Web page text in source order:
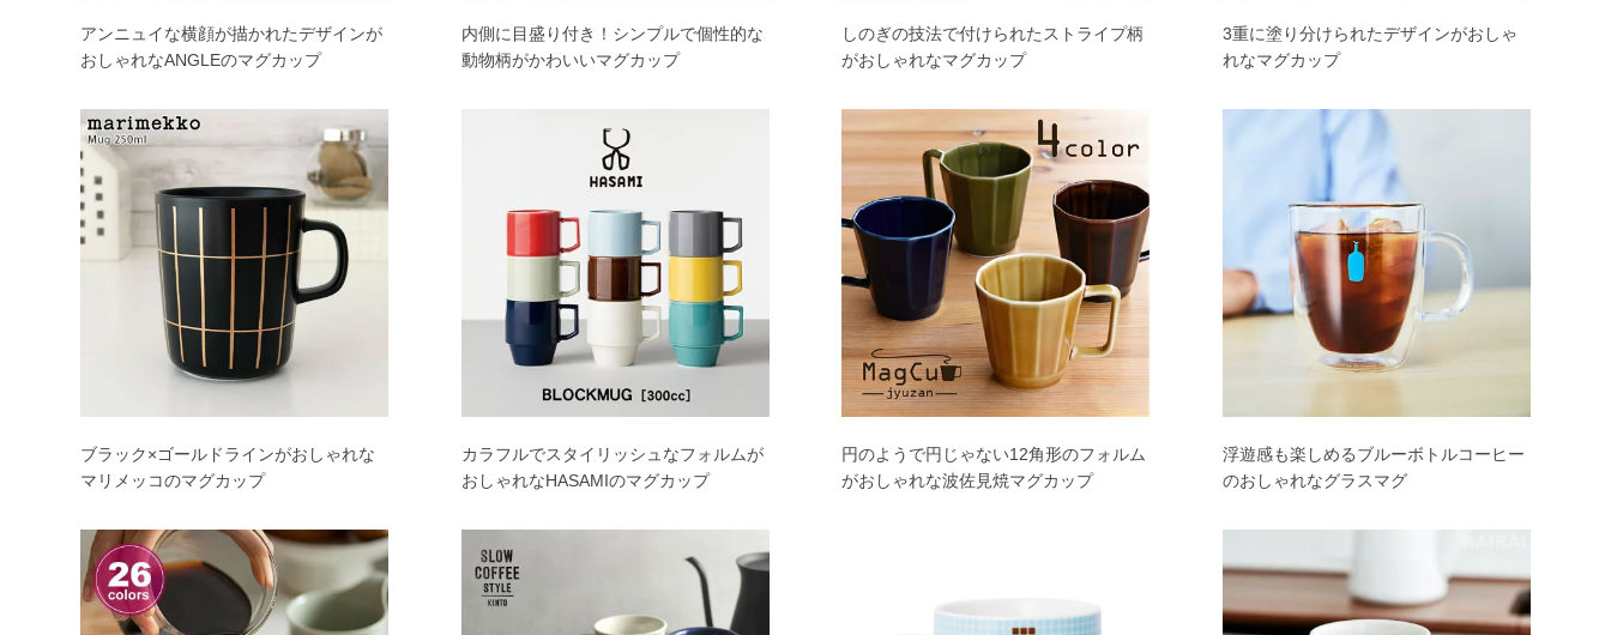
アンニュイな横顔が描かれたデザインが
おしゃれなANGLEのマグカップ
内側に目盛り付き！シンプルで個性的な
動物柄がかわいいマグカップ
しのぎの技法で付けられたストライプ柄
がおしゃれなマグカップ
3重に塗り分けられたデザインがおしゃ
れなマグカップ
ブラック×ゴールドラインがおしゃれな
マリメッコのマグカップ
カラフルでスタイリッシュなフォルムが
おしゃれなHASAMIのマグカップ
円のようで円じゃない12角形のフォルム
がおしゃれな波佐見焼マグカップ
浮遊感も楽しめるブルーボトルコーヒー
のおしゃれなグラスマグ